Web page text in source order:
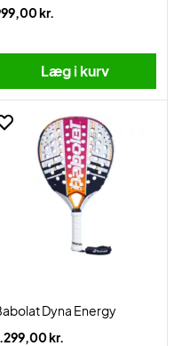
kr.
Læg i kurv
Dyna Energy
kr.